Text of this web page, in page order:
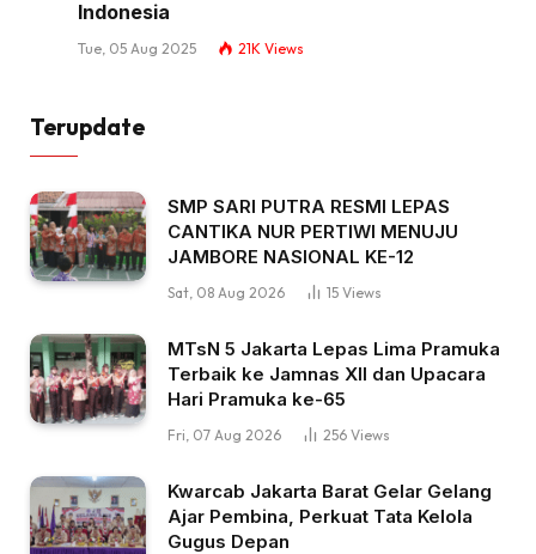
Indonesia
Tue, 05 Aug 2025 21K Views
Terupdate
SMP SARI PUTRA RESMI LEPAS
CANTIKA NUR PERTIWI MENUJU
JAMBORE NASIONAL KE-12
Sat, 08 Aug 2026 15 Views
MTsN 5 Jakarta Lepas Lima Pramuka
Terbaik ke Jamnas XII dan Upacara
Hari Pramuka ke-65
Fri, 07 Aug 2026 256 Views
Kwarcab Jakarta Barat Gelar Gelang
Ajar Pembina, Perkuat Tata Kelola
Gugus Depan